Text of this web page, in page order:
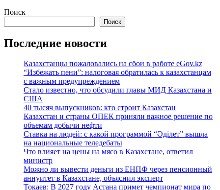
Поиск
Поиск
Последние новости
Казахстанцы пожаловались на сбои в работе eGov.kz
“Избежать пени”: налоговая обратилась к казахстанцам
с важным предупреждением
Стало известно, что обсудили главы МИД Казахстана и
США
40 тысяч выпускников: кто строит Казахстан
Казахстан и страны ОПЕК приняли важное решение по
объемам добычи нефти
Ставка на людей: с какой программой “Әділет” вышла
на национальные теледебаты
Что влияет на цены на мясо в Казахстане, ответил
министр
Можно ли вывести деньги из ЕНПФ через пенсионный
аннуитет в Казахстане, объяснил эксперт
Токаев: В 2027 году Астана примет чемпионат мира по